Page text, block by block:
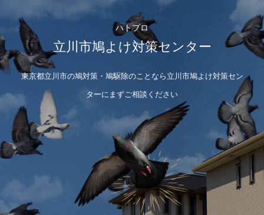
ハトプロ
立川市鳩よけ対策センター
東京都立川市の鳩対策・鳩駆除のことなら立川市鳩よけ対策セン
ターにまずご相談ください